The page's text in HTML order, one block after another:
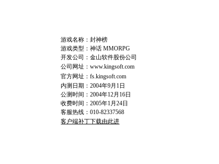
游戏名称：封神榜
游戏类型：神话 MMORPG
开发公司：金山软件股份公司
公司网址：www.kingsoft.com
官方网址：fs.kingsoft.com
内测日期：2004年9月1日
公测时间：2004年12月16日
收费时间：2005年1月24日
客服热线：010-82337568
客户端补丁下载由此进